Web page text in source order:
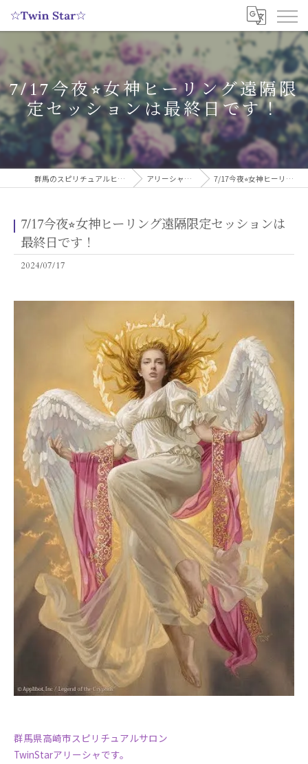
7/17今夜⭐︎女神ヒーリング遠隔限
定セッションは最終日です！
群馬のスピリチュアルヒーリングサロンなら実績多数の☆Twin Star☆ アリーシャのスピリチュアルブログ 7/17今夜⭐︎女神ヒーリング遠隔限定セッションは最終日です！
7/17今夜⭐︎女神ヒーリング遠隔限定セッションは
最終日です！
2024/07/17
群馬県高崎市スピリチュアルサロン
TwinStarアリーシャです。